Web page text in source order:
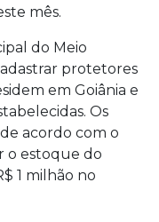
mês.
do Meio
protetores
em Goiânia e
Os
acordo com o
o estoque do
1 milhão no